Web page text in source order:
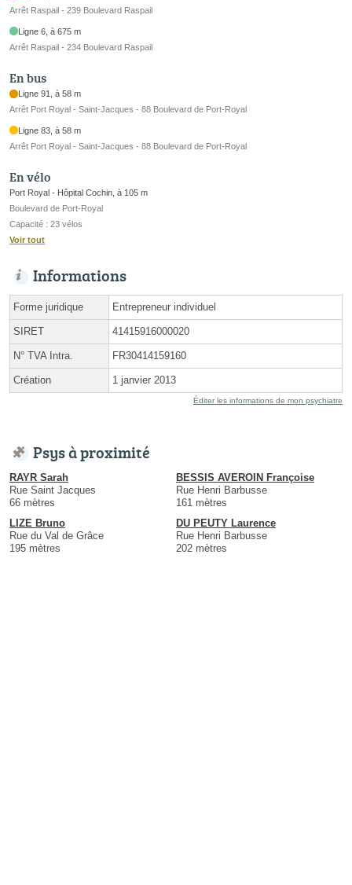
Arrêt Raspail - 239 Boulevard Raspail
Ligne 6, à 675 m
Arrêt Raspail - 234 Boulevard Raspail
En bus
Ligne 91, à 58 m
Arrêt Port Royal - Saint-Jacques - 88 Boulevard de Port-Royal
Ligne 83, à 58 m
Arrêt Port Royal - Saint-Jacques - 88 Boulevard de Port-Royal
En vélo
Port Royal - Hôpital Cochin, à 105 m
Boulevard de Port-Royal
Capacité : 23 vélos
Voir tout
Informations
Forme juridique Entrepreneur individuel
SIRET 41415916000020
N° TVA Intra. FR30414159160
Création 1 janvier 2013
Éditer les informations de mon psychiatre
Psys à proximité
RAYR Sarah
Rue Saint Jacques
66 mètres
BESSIS AVEROIN Françoise
Rue Henri Barbusse
161 mètres
LIZE Bruno
Rue du Val de Grâce
195 mètres
DU PEUTY Laurence
Rue Henri Barbusse
202 mètres